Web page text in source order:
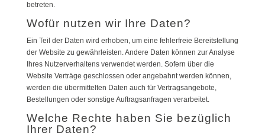
betreten.
Wofür nutzen wir Ihre Daten?
Ein Teil der Daten wird erhoben, um eine fehlerfreie Bereitstellung
der Website zu gewährleisten. Andere Daten können zur Analyse
Ihres Nutzerverhaltens verwendet werden. Sofern über die
Website Verträge geschlossen oder angebahnt werden können,
werden die übermittelten Daten auch für Vertragsangebote,
Bestellungen oder sonstige Auftragsanfragen verarbeitet.
Welche Rechte haben Sie bezüglich
Ihrer Daten?